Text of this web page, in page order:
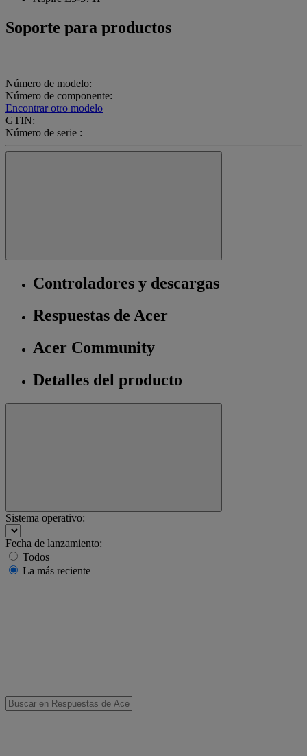
Soporte para productos
Número de modelo:
Número de componente:
Encontrar otro modelo
GTIN:
Número de serie :
Controladores y descargas
Respuestas de Acer
Acer Community
Detalles del producto
Sistema operativo:
Fecha de lanzamiento:
Todos
La más reciente